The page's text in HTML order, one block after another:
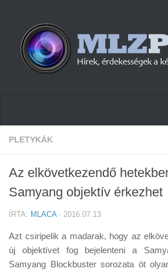
Hírek
Cikkek
Szoftver
Tudástár
Tanácsok
PLETYKÁK
Az elkövetkezendő
Samyang objektív érkezhet
ÍRTA: MLACA· 2016.07.13
Azt csiripelik a madarak, hogy az
új objektívet fog bejelenteni a
Samyang Blockbuster sorozata öt